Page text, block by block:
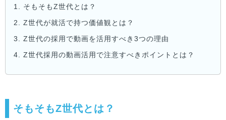
1. そもそもZ世代とは？
2. Z世代が就活で持つ価値観とは？
3. Z世代の採用で動画を活用すべき3つの理由
4. Z世代採用の動画活用で注意すべきポイントとは？
そもそもZ世代とは？